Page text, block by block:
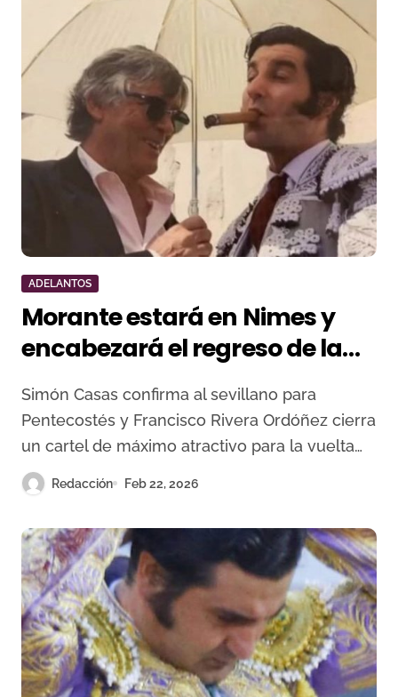
ADELANTOS
Morante estará en Nimes y
encabezará el regreso de la
Goyesca de Ronda
Simón Casas confirma al sevillano para
Pentecostés y Francisco Rivera Ordóñez cierra
un cartel de máximo atractivo para la vuelta…
Redacción Feb 22, 2026